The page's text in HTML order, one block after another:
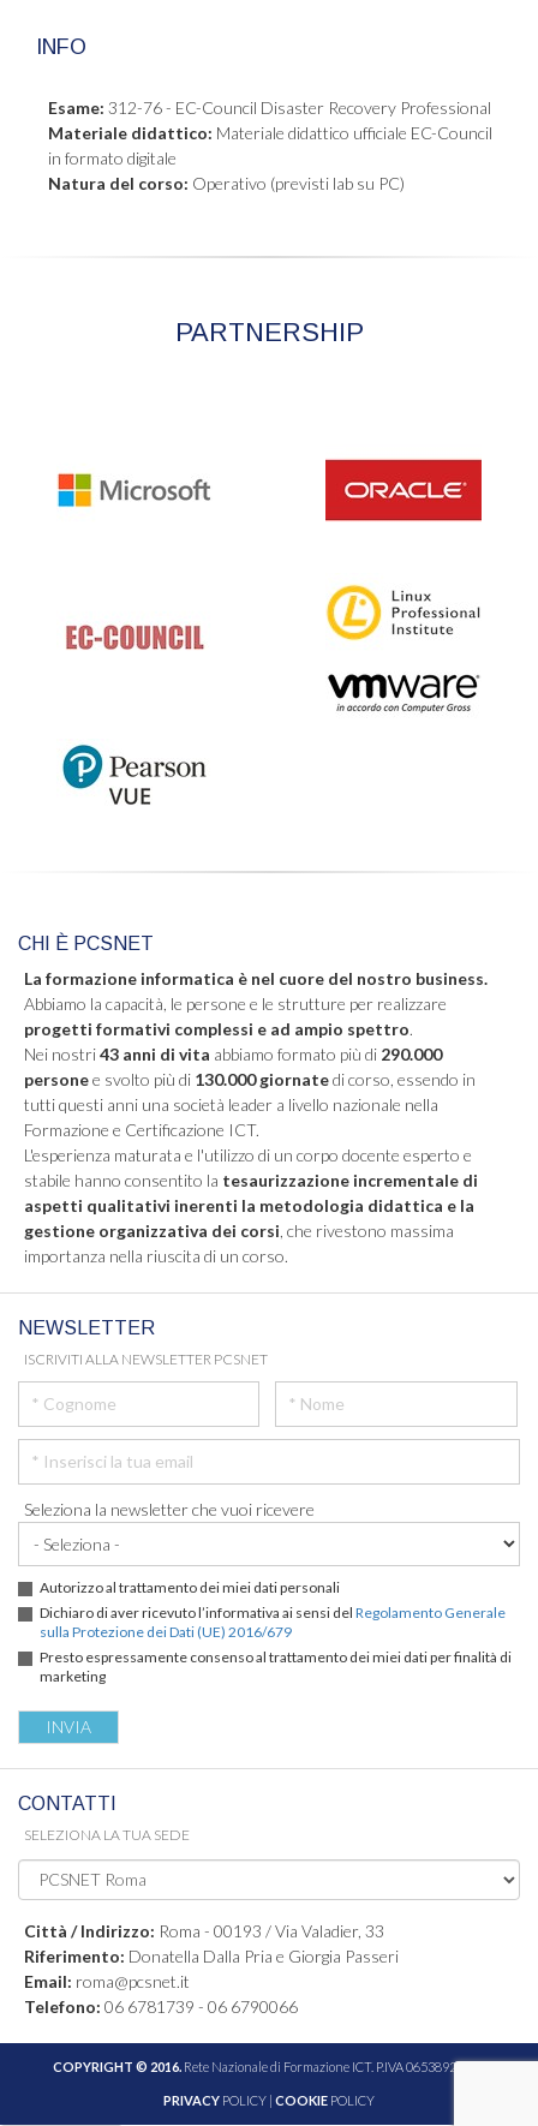
INFO
Esame: 312-76 - EC-Council Disaster Recovery Professional
Materiale didattico: Materiale didattico ufficiale EC-Council
in formato digitale
Natura del corso: Operativo (previsti lab su PC)
PARTNERSHIP
CHI È PCSNET
La formazione informatica è nel cuore del nostro business.
Abbiamo la capacità, le persone e le strutture per realizzare
progetti formativi complessi e ad ampio spettro.
Nei nostri43 anni di vita abbiamo formato più di 290.000
personee svolto più di 130.000 giornatedi corso, essendo in
tutti questi anni una società leader a livello nazionale nella
Formazione e Certificazione ICT.
L'esperienza maturata e l'utilizzo di un corpo docente esperto e
stabile hanno consentito la tesaurizzazione incrementale di
aspetti qualitativi inerenti la metodologia didattica e la
gestione organizzativa dei corsi , che rivestono massima
importanza nella riuscita di un corso.
NEWSLETTER
ISCRIVITI ALLA NEWSLETTER PCSNET
Seleziona la newsletter che vuoi ricevere
Autorizzo al trattamento dei miei dati personali
Dichiaro di aver ricevuto l’informativa ai sensi del Regolamento Generale
sulla Protezione dei Dati (UE) 2016/679
Presto espressamente consenso al trattamento dei miei dati per finalità di
marketing
CONTATTI
SELEZIONA LA TUA SEDE
Città / Indirizzo: Roma - 00193 / Via Valadier, 33
Riferimento: Donatella Dalla Pria e Giorgia Passeri
Email: roma@pcsnet.it
Telefono: 06 6781739 - 06 6790066
COPYRIGHT © 2016. Rete Nazionale di Formazione ICT. P.IVA 06538921005
PRIVACY POLICY | COOKIE POLICY